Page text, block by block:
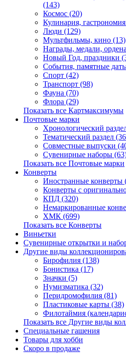
(143)
Космос (20)
Кулинария,
Люди (129)
Мультфильмы, кино (13)
Награды, медали,
Новый Год, праздники
События, памятные
Спорт (42)
Транспорт (98)
Фауна (70)
Флора (29)
Показать все Картмаксимумы
Почтовые марки
Хронологический
Тематический раздел
Совместные выпуски
Сувенирные наборы
Показать все Почтовые марки
Конверты
Иностранные конверты
Конверты с
КПД (320)
Немаркированные
ХМК (699)
Показать все Конверты
Виньетки
Сувенирные открытки и
Другие виды
Бирофилия (138)
Бонистика (17)
Значки (5)
Нумизматика (32)
Перидромофилия (81)
Пластиковые карты (38)
Филотаймия
Показать все Другие виды
Специальные гашения
Товары для хобби
Скоро в продаже